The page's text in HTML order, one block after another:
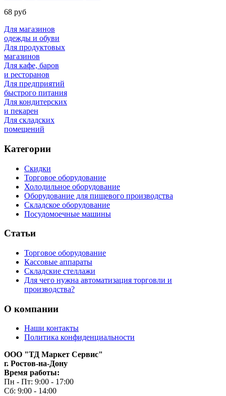
68 руб
Для магазинов
одежды и обуви
Для продуктовых
магазинов
Для кафе, баров
и ресторанов
Для предприятий
быстрого питания
Для кондитерских
и пекарен
Для складских
помещений
Категории
Скидки
Торговое оборудование
Холодильное оборудование
Оборудование для пищевого производства
Складское оборудование
Посудомоечные машины
Статьи
Торговое оборудование
Кассовые аппараты
Складские стеллажи
Для чего нужна автоматизация торговли и
производства?
О компании
Наши контакты
Политика конфиденциальности
ООО "ТД Маркет Сервис"
г. Ростов-на-Дону
Время работы:
Пн - Пт: 9:00 - 17:00
Сб: 9:00 - 14:00